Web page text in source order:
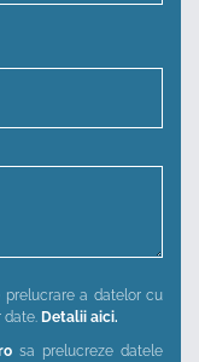
a datelor cu
date. Detalii aici.
sa prelucreze datele